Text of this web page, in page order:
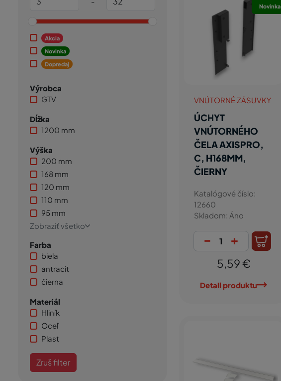
Akcia
Novinka
Dopredaj
Výrobca
GTV
Dĺžka
1200 mm
Výška
200 mm
168 mm
120 mm
110 mm
95 mm
Zobraziť všetko
Farba
biela
antracit
čierna
Materiál
Hliník
Oceľ
Plast
Zruš filter
Novinka
VNÚTORNÉ ZÁSUVKY
ÚCHYT
VNÚTORNÉHO
ČELA AXISPRO,
C, H168MM,
ČIERNY
Katalógové číslo:
12660
Skladom: Áno
- +
5,59 €
Detail produktu